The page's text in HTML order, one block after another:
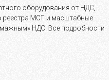
оборудования от НДС,
реестра МСП и масштабные
НДС. Все подробности